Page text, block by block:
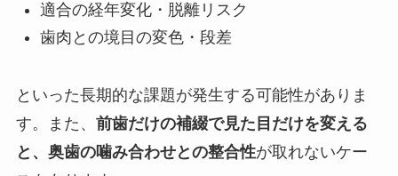
適合の経年変化・脱離リスク
歯肉との境目の変色・段差
といった長期的な課題が発生する可能性がありま
す。また、 前歯だけの補綴で見た目だけを変える
と、奥歯の噛み合わせとの整合性が取れないケー